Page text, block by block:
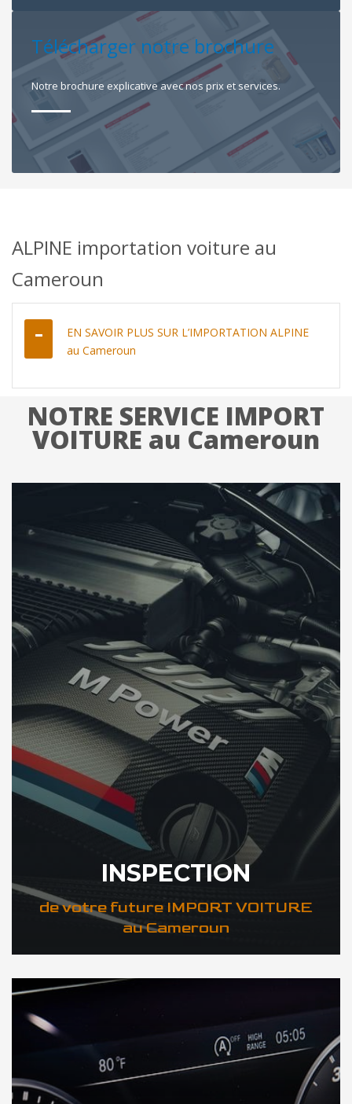
Télécharger notre brochure
Notre brochure explicative avec nos prix et services.
ALPINE importation voiture au
Cameroun
EN SAVOIR PLUS SUR L’IMPORTATION ALPINE
au Cameroun
NOTRE SERVICE IMPORT
VOITURE au Cameroun
INSPECTION
de votre future IMPORT VOITURE
au Cameroun
DÉCOUVREZ VOTRE INSPECTION AUTO au Cameroun